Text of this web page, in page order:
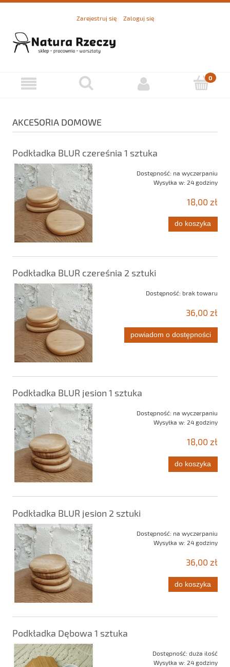
Zarejestruj się Zaloguj się
AKCESORIA DOMOWE
Podkładka BLUR czereśnia 1 sztuka
Dostępność: na wyczerpaniu
Wysyłka w: 24 godziny
18,00 zł
do koszyka
Podkładka BLUR czereśnia 2 sztuki
Dostępność: brak towaru
36,00 zł
powiadom o dostępności
Podkładka BLUR jesion 1 sztuka
Dostępność: na wyczerpaniu
Wysyłka w: 24 godziny
18,00 zł
do koszyka
Podkładka BLUR jesion 2 sztuki
Dostępność: na wyczerpaniu
Wysyłka w: 24 godziny
36,00 zł
do koszyka
Podkładka Dębowa 1 sztuka
Dostępność: duża ilość
Wysyłka w: 24 godziny